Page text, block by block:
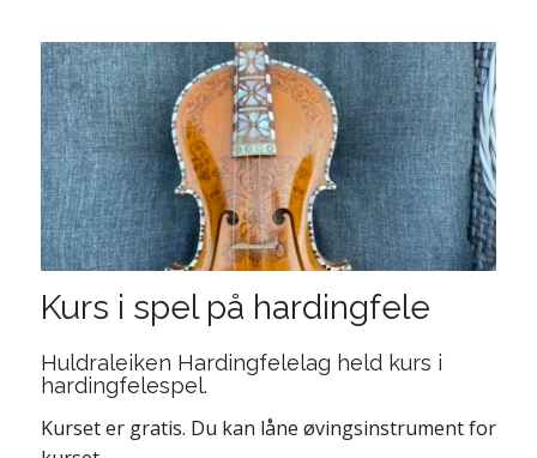
Kurs i spel på hardingfele
Huldraleiken Hardingfelelag held kurs i
hardingfelespel.
Kurset er gratis. Du kan låne øvingsinstrument for